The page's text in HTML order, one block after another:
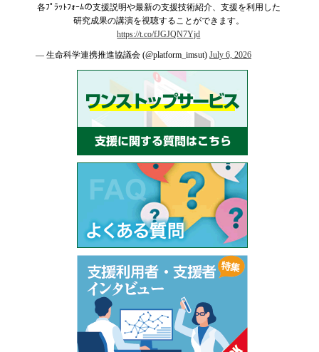
各ﾌﾟﾗｯﾄﾌｫｰﾑの支援説明や最新の支援技術紹介、支援を利用した
研究成果の講演を視聴することができます。
https://t.co/fJGJQN7Yjd
— 生命科学連携推進協議会 (@platform_imsut) July 6, 2026